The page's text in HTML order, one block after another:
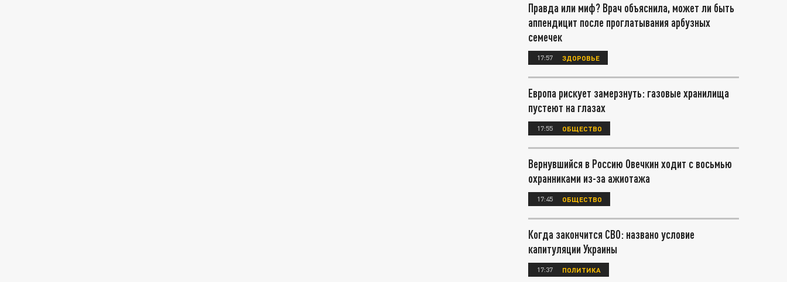
Правда или миф? Врач объяснила, может ли быть
аппендицит после проглатывания арбузных
семечек
17:57 ЗДОРОВЬЕ
Европа рискует замерзнуть: газовые хранилища
пустеют на глазах
17:55 ОБЩЕСТВО
Вернувшийся в Россию Овечкин ходит с восьмью
охранниками из-за ажиотажа
17:45 ОБЩЕСТВО
Когда закончится СВО: названо условие
капитуляции Украины
17:37 ПОЛИТИКА